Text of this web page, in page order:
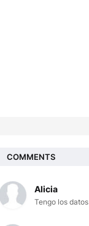
COMMENTS
Alicia
Tengo los datos